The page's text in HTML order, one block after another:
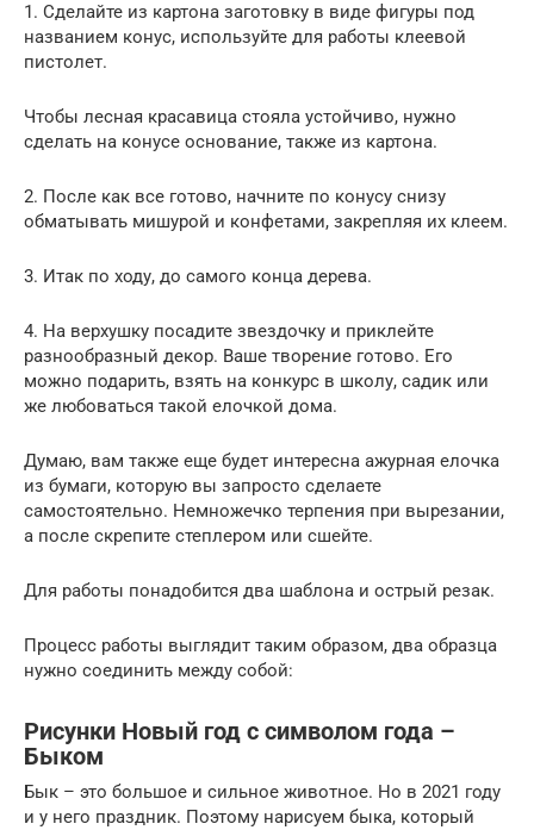
1. Сделайте из картона заготовку в виде фигуры под
названием конус, используйте для работы клеевой
пистолет.
Чтобы лесная красавица стояла устойчиво, нужно
сделать на конусе основание, также из картона.
2. После как все готово, начните по конусу снизу
обматывать мишурой и конфетами, закрепляя их клеем.
3. Итак по ходу, до самого конца дерева.
4. На верхушку посадите звездочку и приклейте
разнообразный декор. Ваше творение готово. Его
можно подарить, взять на конкурс в школу, садик или
же любоваться такой елочкой дома.
Думаю, вам также еще будет интересна ажурная елочка
из бумаги, которую вы запросто сделаете
самостоятельно. Немножечко терпения при вырезании,
а после скрепите степлером или сшейте.
Для работы понадобится два шаблона и острый резак.
Процесс работы выглядит таким образом, два образца
нужно соединить между собой:
Рисунки Новый год с символом года –
Быком
Бык – это большое и сильное животное. Но в 2021 году
и у него праздник. Поэтому нарисуем быка, который